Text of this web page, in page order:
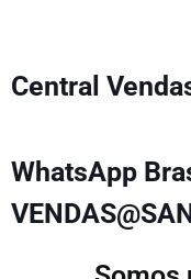
Central
WhatsApp